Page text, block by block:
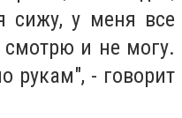
сижу, у меня все
смотрю и не могу.
рукам", - говорит